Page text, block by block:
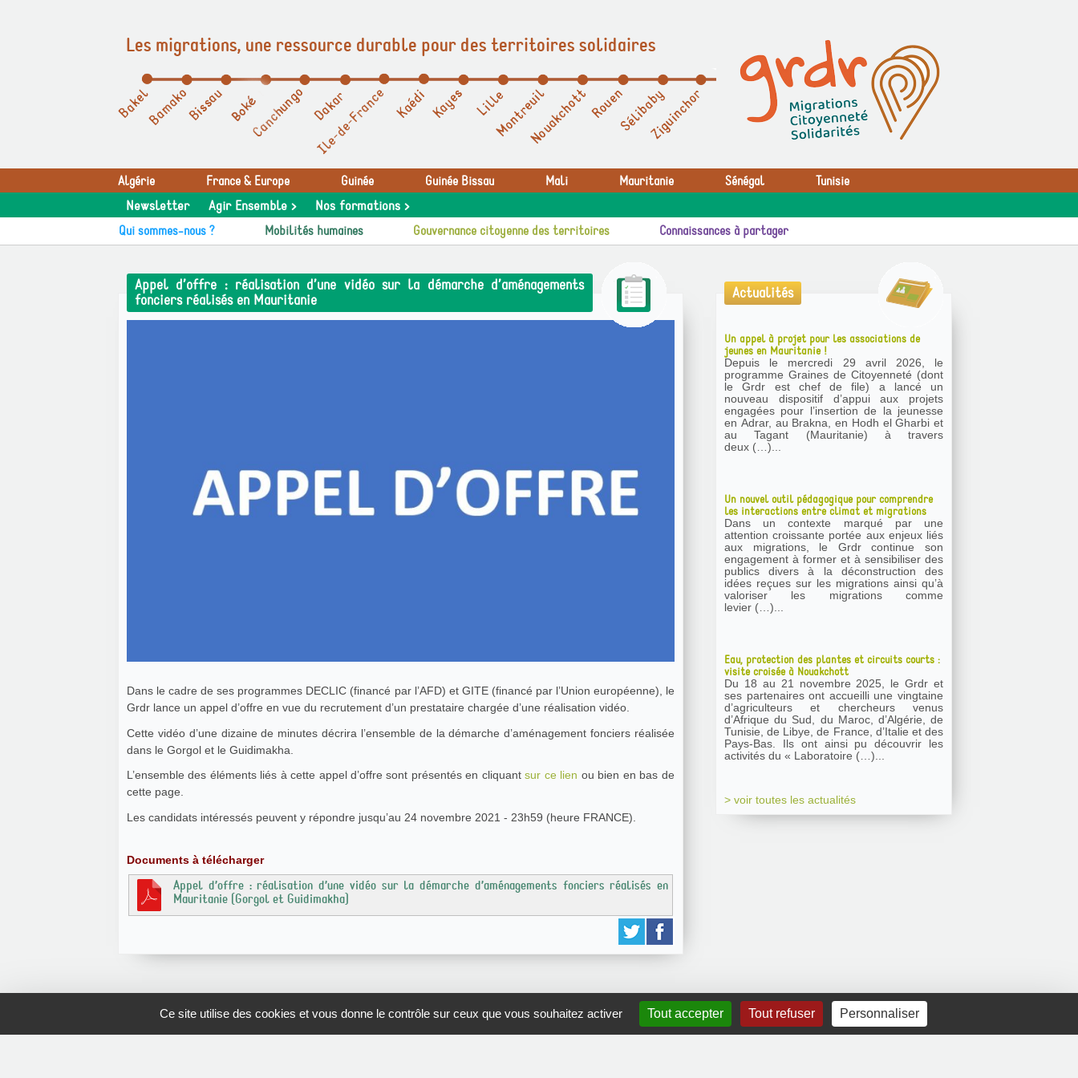
Ce site utilise des cookies et vous donne le contrôle sur ceux que vous souhaitez activer Tout accepter Tout refuser Personnaliser
Les migrations, une ressource durable pour des territoires solidaires
Algérie France & Europe Guinée Guinée Bissau Mali Mauritanie Sénégal Tunisie
Newsletter Agir Ensemble > Nos formations >
Qui sommes-nous ? Mobilités humaines Gouvernance citoyenne des territoires Connaissances à partager
Appel d’offre : réalisation d’une vidéo sur la démarche d’aménagements
fonciers réalisés en Mauritanie
Dans le cadre de ses programmes DECLIC (financé par l’AFD) et GITE (financé par l’Union européenne), le
Grdr lance un appel d’offre en vue du recrutement d’un prestataire chargée d’une réalisation vidéo.
Cette vidéo d’une dizaine de minutes décrira l’ensemble de la démarche d’aménagement fonciers réalisée
dans le Gorgol et le Guidimakha.
L’ensemble des éléments liés à cette appel d’offre sont présentés en cliquant sur ce lien ou bien en bas de
cette page.
Les candidats intéressés peuvent y répondre jusqu’au 24 novembre 2021 - 23h59 (heure FRANCE).
Documents à télécharger
Appel d’offre : réalisation d’une vidéo sur la démarche d’aménagements fonciers réalisés en
Mauritanie (Gorgol et Guidimakha)
Actualités
Un appel à projet pour les associations de
jeunes en Mauritanie !
Depuis le mercredi 29 avril 2026, le
programme Graines de Citoyenneté (dont
le Grdr est chef de file) a lancé un
nouveau dispositif d’appui aux projets
engagées pour l’insertion de la jeunesse
en Adrar, au Brakna, en Hodh el Gharbi et
au Tagant (Mauritanie) à travers
deux (…)...
Un nouvel outil pédagogique pour comprendre
les interactions entre climat et migrations
Dans un contexte marqué par une
attention croissante portée aux enjeux liés
aux migrations, le Grdr continue son
engagement à former et à sensibiliser des
publics divers à la déconstruction des
idées reçues sur les migrations ainsi qu’à
valoriser les migrations comme
levier (…)...
Eau, protection des plantes et circuits courts :
visite croisée à Nouakchott
Du 18 au 21 novembre 2025, le Grdr et
ses partenaires ont accueilli une vingtaine
d’agriculteurs et chercheurs venus
d’Afrique du Sud, du Maroc, d’Algérie, de
Tunisie, de Libye, de France, d’Italie et des
Pays-Bas. Ils ont ainsi pu découvrir les
activités du « Laboratoire (…)...
> voir toutes les actualités
GRDR Copyright 2010 | |Plan du site|Mentions légales|Contact